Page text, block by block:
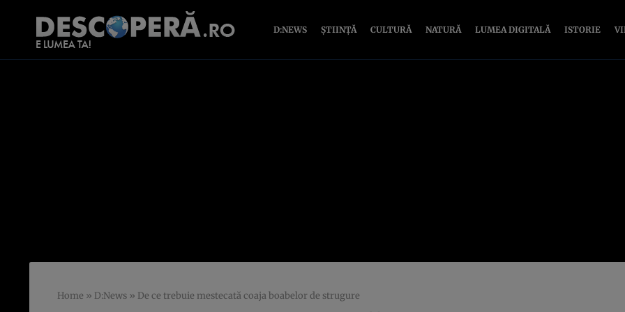
D:NEWS ȘTIINȚĂ CULTURĂ NATURĂ LUMEA DIGITALĂ ISTORIE
Home » D:News » De ce trebuie mestecată coaja boabelor de strugure